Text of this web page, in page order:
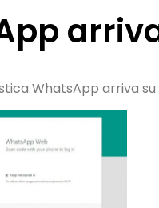
WhatsApp arriva